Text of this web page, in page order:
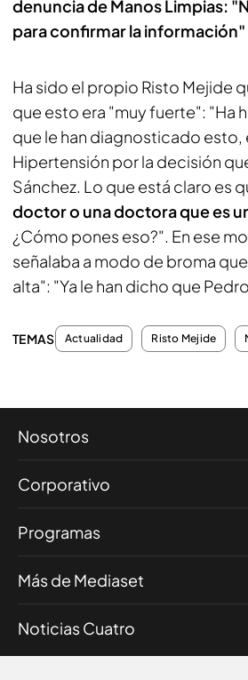
denuncia de Manos Limpias:
para confirmar la información"
Ha sido el propio Risto Mejide
que esto era "muy fuerte": "Ha
que le han diagnosticado esto,
Hipertensión por la decisión
Sánchez. Lo que está claro es
doctor o una doctora que es
¿Cómo pones eso?". En ese
señalaba a modo de broma
alta": "Ya le han dicho que
TEMAS Actualidad Risto Mejide
Nosotros
Corporativo
Programas
Más de Mediaset
Noticias Cuatro